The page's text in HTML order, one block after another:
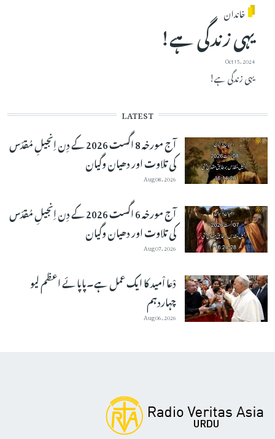
خاندان
یہی زندگی ہے!
Oct 15, 2024
یہی زندگی ہے!
LATEST
آج مورخہ 8 اگست 2026 کے دِن اِنجیلِ مُقدّس
کی تلاوت اور دھیان وگیان
Aug 08, 2026
آج مورخہ 6 اگست 2026 کے دِن اِنجیلِ مُقدّس
کی تلاوت اور دھیان وگیان
Aug 07, 2026
دْعا اْمید کا ایک عمل ہے۔پاپائے اعظم لیو
چہاردہم
Aug 06, 2026